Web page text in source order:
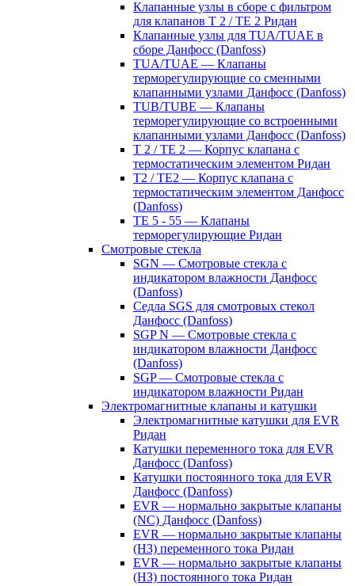
Клапанные узлы в сборе с фильтром
для клапанов T 2 / TE 2 Ридан
Клапанные узлы для TUA/TUAE в
сборе Данфосс (Danfoss)
TUA/TUAE — Клапаны
терморегулирующие со сменными
клапанными узлами Данфосс (Danfoss)
TUB/TUBE — Клапаны
терморегулирующие со встроенными
клапанными узлами Данфосс (Danfoss)
T 2 / TE 2 — Корпус клапана с
термостатическим элементом Ридан
T2 / TE2 — Корпус клапана с
термостатическим элементом Данфосс
(Danfoss)
TE 5 - 55 — Клапаны
терморегулирующие Ридан
Смотровые стекла
SGN — Смотровые стекла с
индикатором влажности Данфосс
(Danfoss)
Седла SGS для смотровых стекол
Данфосс (Danfoss)
SGP N — Смотровые стекла с
индикатором влажности Данфосс
(Danfoss)
SGP — Смотровые стекла с
индикатором влажности Ридан
Электромагнитные клапаны и катушки
Электромагнитные катушки для EVR
Ридан
Катушки переменного тока для EVR
Данфосс (Danfoss)
Катушки постоянного тока для EVR
Данфосс (Danfoss)
EVR — нормально закрытые клапаны
(NC) Данфосс (Danfoss)
EVR — нормально закрытые клапаны
(НЗ) переменного тока Ридан
EVR — нормально закрытые клапаны
(НЗ) постоянного тока Ридан